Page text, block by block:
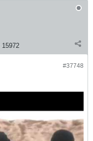
15972
#37748